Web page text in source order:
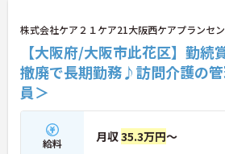
■ 「高収入×納得感」しっかり稼げる環境
役割に応じた給与でモチベーションもア
・月給35万円以上＋役付手当6万円込み
・特定処遇加算が給与に反映
・複数手当が整い、役割に応じた給与の
→ 「頑張りが収入に見える」仕組みが整っ
株式会社ケア２１ケア21大阪西ケアプランセ
【大阪府/大阪市此花区】勤
撤廃で長期勤務♪訪問介護の
員＞
給料 月収35.3万円～